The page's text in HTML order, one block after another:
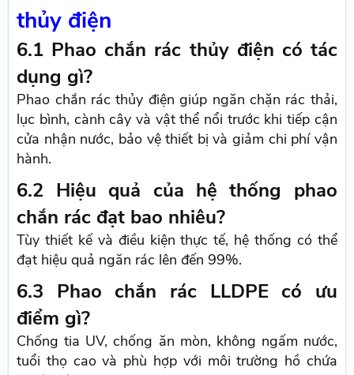
thủy điện
6.1 Phao chắn rác thủy điện có tác
dụng gì?
Phao chắn rác thủy điện giúp ngăn chặn rác thải,
lục bình, cành cây và vật thể nổi trước khi tiếp cận
cửa nhận nước, bảo vệ thiết bị và giảm chi phí vận
hành.
6.2 Hiệu quả của hệ thống phao
chắn rác đạt bao nhiêu?
Tùy thiết kế và điều kiện thực tế, hệ thống có thể
đạt hiệu quả ngăn rác lên đến 99%.
6.3 Phao chắn rác LLDPE có ưu
điểm gì?
Chống tia UV, chống ăn mòn, không ngấm nước,
tuổi thọ cao và phù hợp với môi trường hồ chứa